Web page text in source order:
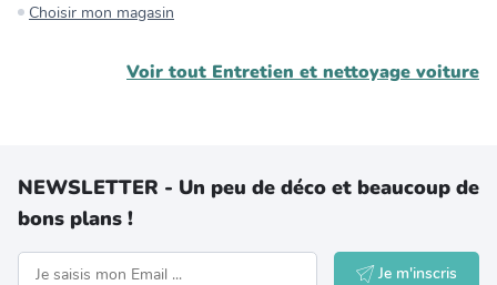
Choisir mon magasin
Voir tout Entretien et nettoyage voiture
NEWSLETTER - Un peu de déco et beaucoup de
bons plans !
Je m'inscris